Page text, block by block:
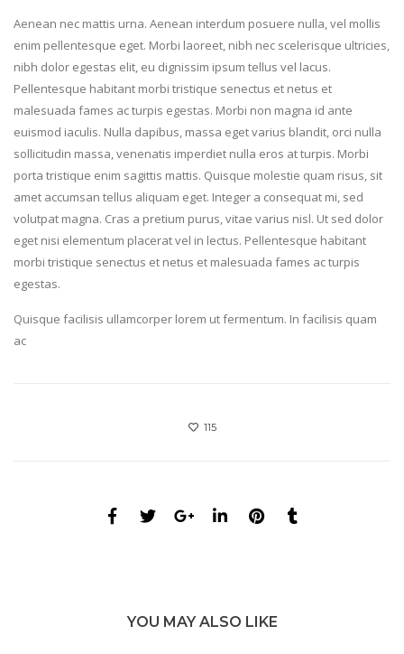
Aenean nec mattis urna. Aenean interdum posuere nulla, vel mollis
enim pellentesque eget. Morbi laoreet, nibh nec scelerisque ultricies,
nibh dolor egestas elit, eu dignissim ipsum tellus vel lacus.
Pellentesque habitant morbi tristique senectus et netus et
malesuada fames ac turpis egestas. Morbi non magna id ante
euismod iaculis. Nulla dapibus, massa eget varius blandit, orci nulla
sollicitudin massa, venenatis imperdiet nulla eros at turpis. Morbi
porta tristique enim sagittis mattis. Quisque molestie quam risus, sit
amet accumsan tellus aliquam eget. Integer a consequat mi, sed
volutpat magna. Cras a pretium purus, vitae varius nisl. Ut sed dolor
eget nisi elementum placerat vel in lectus. Pellentesque habitant
morbi tristique senectus et netus et malesuada fames ac turpis
egestas.
Quisque facilisis ullamcorper lorem ut fermentum. In facilisis quam
ac
115
YOU MAY ALSO LIKE